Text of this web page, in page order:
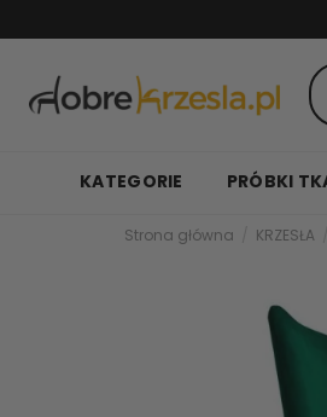
KATEGORIE PRÓBKI
Strona główna KRZESŁA